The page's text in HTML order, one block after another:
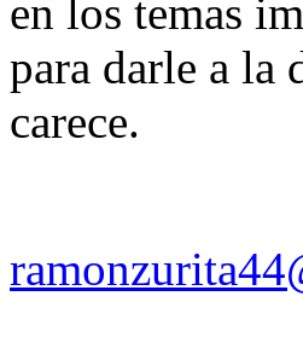
en los temas
para darle a la
carece.